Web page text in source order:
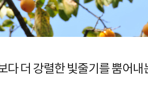
다 더 강렬한 빛줄기를 뿜어내